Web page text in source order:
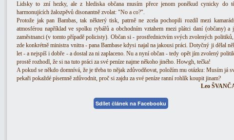
Lidsky to zní hezky, ale z hlediska občana musím přece jenom poněkud cynicky do
harmonujících žalozpěvů disonantně zvolat: "No a co?".
Protože jak pan Bambas, tak některý tisk, patrně ne zcela pochopili rozdíl mezi
atmosférou například ve spolku rybářů a obchodním vztahem mezi plátci daní (občany) a
zaměstnanci (v tomto případě policisty). Občan si - prostřednictvím svých zvolených
zde konkrétně ministra vnitra - pana Bambase kdysi najal na jakousi práci. Dotyčný ji dělal
let - a nejspíš i dobře - a dostal za ni zaplaceno. Nu a nyní občan - tedy opět jím zvolený
prostě rozhodl, že si na tuto práci za své peníze najme někoho jiného. Howgh, tečka!
A pokud se někdo domnívá, že je třeba to nějak zdůvodňovat, položím mu otázku: Musím já
pekaři pokaždé písemně zdůvodnit, proč si zajdu za své peníze ranní rohlík koupit jinam?
Leo
Sdílet článek na Facebooku